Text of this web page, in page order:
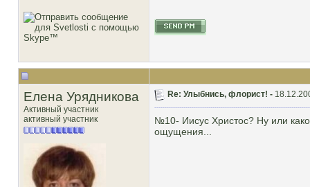
Елена Урядникова
Активный участник
активный участник
Re: Улыбнись, флорист! -
№10- Иисус Христос? Ну или
ощущения...